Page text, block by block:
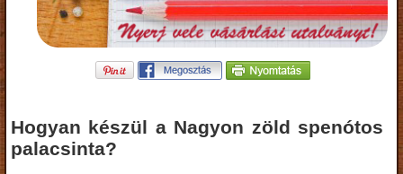
Hogyan készül a Nagyon zöld spenótos
palacsinta?